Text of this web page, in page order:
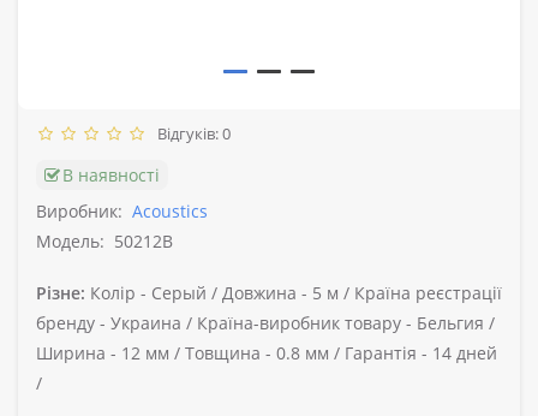
Відгуків: 0
В наявності
Виробник: Acoustics
Модель: 50212B
Різне: Колір - Серый / Довжина - 5 м / Країна реєстрації
бренду - Украина / Країна-виробник товару - Бельгия /
Ширина - 12 мм / Товщина - 0.8 мм / Гарантія - 14 дней
/